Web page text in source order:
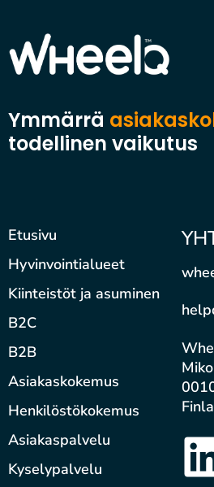
Ymmärrä
todellinen vaikutus
Etusivu
Hyvinvointialueet
Kiinteistöt ja asuminen
B2C
B2B
Asiakaskokemus
Henkilöstökokemus
Asiakaspalvelu
Kyselypalvelu